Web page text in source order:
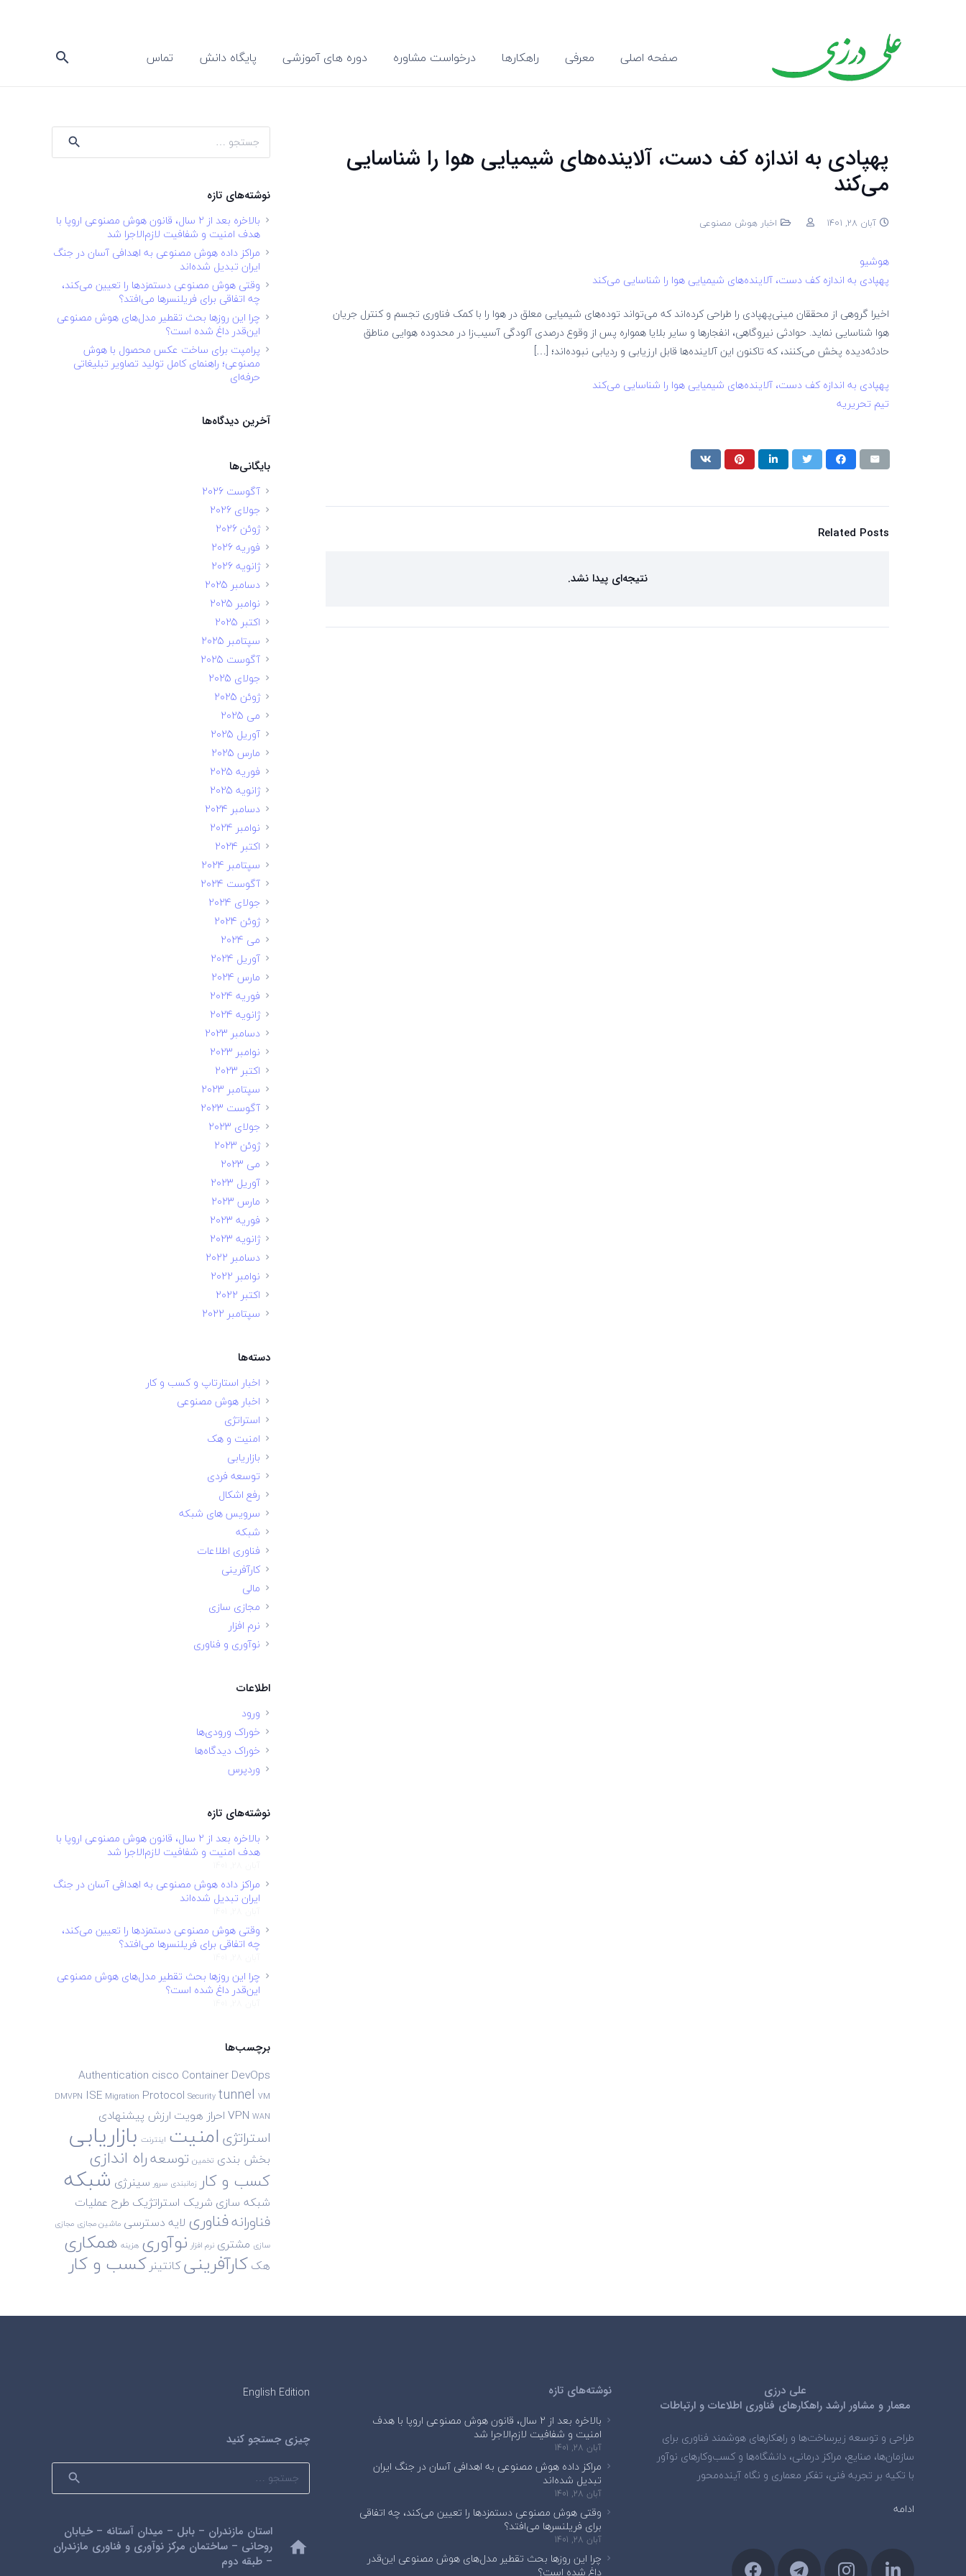
صفحه اصلی معرفی راهکارها درخواست مشاوره دوره های آموزشی پایگاه دانش تماس search
پهپادی به اندازه کف دست، آلاینده‌های شیمیایی هوا را شناسایی
می‌کند
آبان 28, 1401 اخبار هوش مصنوعی
هوشیو
پهپادی به اندازه کف دست، آلاینده‌های شیمیایی هوا را شناسایی می‌کند
اخیرا گروهی از محققان مینی‌پهپادی را طراحی کرده‌اند که می‌تواند توده‌های شیمیایی معلق در هوا را با کمک فناوری تجسم و کنترل جریان
هوا شناسایی نماید. حوادثی نیروگاهی، انفجارها و سایر بلایا همواره پس از وقوع درصدی آلودگی آسیب‌زا در محدوده هوایی مناطق
حادثه‌دیده پخش می‌کنند، که تاکنون این آلاینده‌ها قابل ارزیابی و ردیابی نبوده‌اند؛ […]
پهپادی به اندازه کف دست، آلاینده‌های شیمیایی هوا را شناسایی می‌کند
تیم تحریریه
Related Posts
نتیجه‌ای پیدا نشد.
جستجو
برای:
نوشته‌های تازه
بالاخره بعد از ۲ سال، قانون هوش مصنوعی اروپا با
هدف امنیت و شفافیت لازم‌الاجرا شد
مراکز داده هوش مصنوعی به اهدافی آسان در جنگ
ایران تبدیل شده‌اند
وقتی هوش مصنوعی دستمزدها را تعیین می‌کند،
چه اتفاقی برای فریلنسرها می‌افتد؟
چرا این روزها بحث تقطیر مدل‌های هوش مصنوعی
این‌قدر داغ شده است؟
پرامپت برای ساخت عکس محصول با هوش
مصنوعی؛ راهنمای کامل تولید تصاویر تبلیغاتی
حرفه‌ای
آخرین دیدگاه‌ها
بایگانی‌ها
آگوست 2026
جولای 2026
ژوئن 2026
فوریه 2026
ژانویه 2026
دسامبر 2025
نوامبر 2025
اکتبر 2025
سپتامبر 2025
آگوست 2025
جولای 2025
ژوئن 2025
می 2025
آوریل 2025
مارس 2025
فوریه 2025
ژانویه 2025
دسامبر 2024
نوامبر 2024
اکتبر 2024
سپتامبر 2024
آگوست 2024
جولای 2024
ژوئن 2024
می 2024
آوریل 2024
مارس 2024
فوریه 2024
ژانویه 2024
دسامبر 2023
نوامبر 2023
اکتبر 2023
سپتامبر 2023
آگوست 2023
جولای 2023
ژوئن 2023
می 2023
آوریل 2023
مارس 2023
فوریه 2023
ژانویه 2023
دسامبر 2022
نوامبر 2022
اکتبر 2022
سپتامبر 2022
دسته‌ها
اخبار استارتاپ و کسب و کار
اخبار هوش مصنوعی
استراتژی
امنیت و هک
بازاریابی
توسعه فردی
رفع اشکال
سرویس های شبکه
شبکه
فناوری اطلاعات
کارآفرینی
مالی
مجازی سازی
نرم افزار
نوآوری و فناوری
اطلاعات
ورود
خوراک ورودی‌ها
خوراک دیدگاه‌ها
وردپرس
نوشته‌های تازه
بالاخره بعد از ۲ سال، قانون هوش مصنوعی اروپا با
هدف امنیت و شفافیت لازم‌الاجرا شد
مراکز داده هوش مصنوعی به اهدافی آسان در جنگ
ایران تبدیل شده‌اند
وقتی هوش مصنوعی دستمزدها را تعیین می‌کند،
چه اتفاقی برای فریلنسرها می‌افتد؟
چرا این روزها بحث تقطیر مدل‌های هوش مصنوعی
این‌قدر داغ شده است؟
برچسب‌ها
Authentication cisco ContainerDevOps
DMVPN ISE Migration Protocol Security tunnel VM
VPN WAN احراز هویت ارزش پیشنهادی
استراتژی امنیت اینترنت بازاریابی
بخش بندی تخمین توسعهراه اندازی
کسب و کار زمانبندی سرور سینرژی شبکه
شبکه سازی شریک استراتژیک طرح عملیات
فناورانهفناوری لایه دسترسی ماشین مجازی مجازی
سازی مشتری نرم افزار نوآوری هزینه همکاری
هککارآفرینیکانتینر کسب و کار
علی درزی
معمار و مشاور ارشد راهکارهای فناوری اطلاعات و ارتباطات
طراحی و توسعه زیرساخت‌ها و راهکارهای هوشمند فناوری برای
سازمان‌ها، صنایع، مراکز درمانی، دانشگاه‌ها و کسب‌وکارهای نوآور
با تکیه بر تجربه فنی، تفکر معماری و نگاه آینده‌محور
ادامه
نوشته‌های تازه
بالاخره بعد از ۲ سال، قانون هوش مصنوعی اروپا با هدف
امنیت و شفافیت لازم‌الاجرا شد
آبان 28, 1401
مراکز داده هوش مصنوعی به اهدافی آسان در جنگ ایران
تبدیل شده‌اند
آبان 28, 1401
وقتی هوش مصنوعی دستمزدها را تعیین می‌کند، چه اتفاقی
برای فریلنسرها می‌افتد؟
آبان 28, 1401
چرا این روزها بحث تقطیر مدل‌های هوش مصنوعی این‌قدر
داغ شده است؟
English Edition
چیزی جستجو کنید
جستجو
برای:
home
استان مازندران – بابل – میدان آستانه – خیابان
روحانی – ساختمان مرکز نوآوری و فناوری مازندران
– طبقه دوم